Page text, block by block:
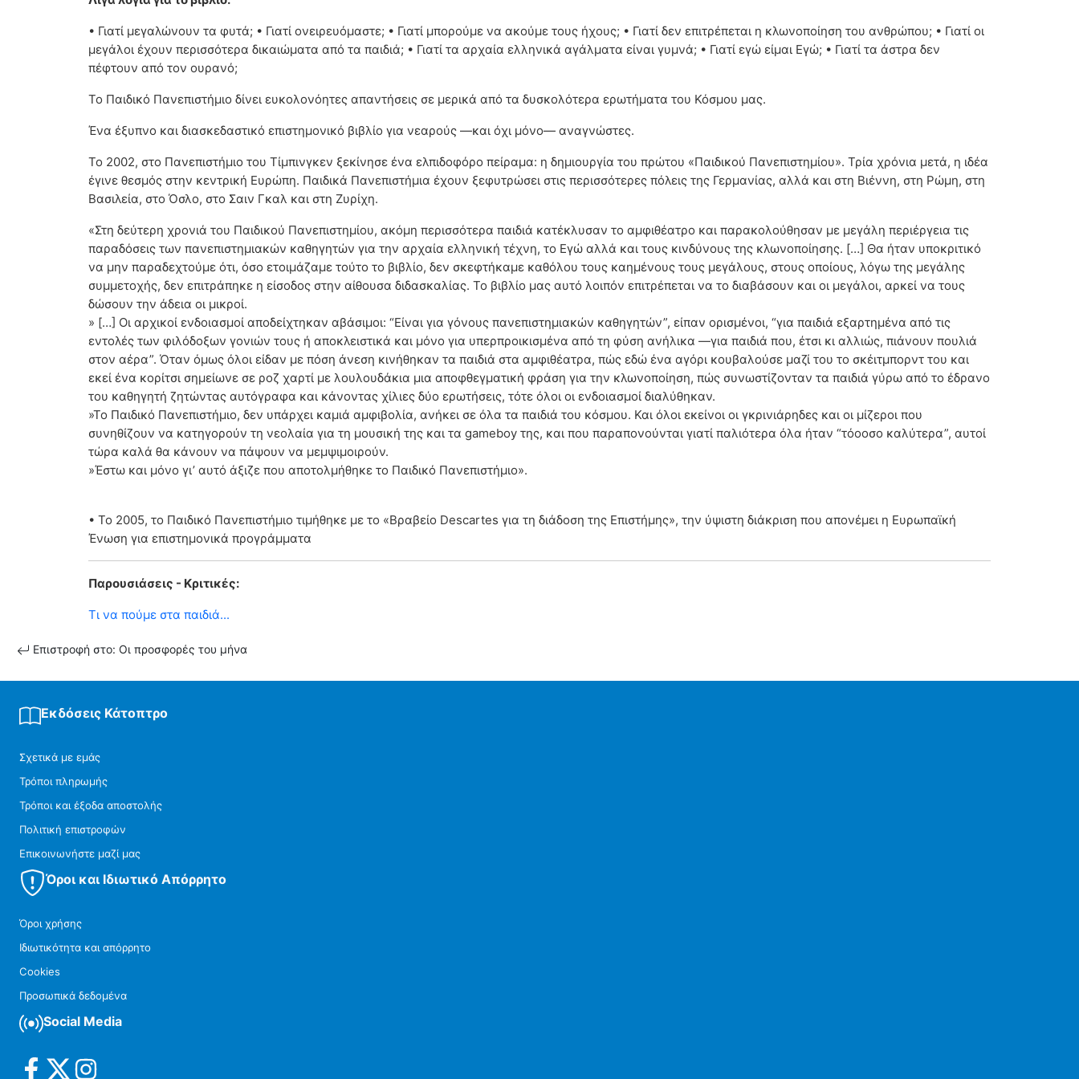
• Γιατί μεγαλώνουν τα φυτά; • Γιατί ονειρευόμαστε; • Γιατί μπορούμε να ακούμε τους ήχους; • Γιατί δεν επιτρέπεται η κλωνοποίηση του ανθρώπου; • Γιατί οι
μεγάλοι έχουν περισσότερα δικαιώματα από τα παιδιά; • Γιατί τα αρχαία ελληνικά αγάλματα είναι γυμνά; • Γιατί εγώ είμαι Εγώ; • Γιατί τα άστρα δεν
πέφτουν από τον ουρανό;
Το Παιδικό Πανεπιστήμιο δίνει ευκολονόητες απαντήσεις σε μερικά από τα δυσκολότερα ερωτήματα του Κόσμου μας.
Ένα έξυπνο και διασκεδαστικό επιστημονικό βιβλίο για νεαρούς —και όχι μόνο— αναγνώστες.
Το 2002, στο Πανεπιστήμιο του Τίμπινγκεν ξεκίνησε ένα ελπιδοφόρο πείραμα: η δημιουργία του πρώτου «Παιδικού Πανεπιστημίου». Τρία χρόνια μετά, η ιδέα
έγινε θεσμός στην κεντρική Ευρώπη. Παιδικά Πανεπιστήμια έχουν ξεφυτρώσει στις περισσότερες πόλεις της Γερμανίας, αλλά και στη Βιέννη, στη Ρώμη, στη
Βασιλεία, στο Όσλο, στο Σαιν Γκαλ και στη Ζυρίχη.
«Στη δεύτερη χρονιά του Παιδικού Πανεπιστημίου, ακόμη περισσότερα παιδιά κατέκλυσαν το αμφιθέατρο και παρακολούθησαν με μεγάλη περιέργεια τις
παραδόσεις των πανεπιστημιακών καθηγητών για την αρχαία ελληνική τέχνη, το Εγώ αλλά και τους κινδύνους της κλωνοποίησης. […] Θα ήταν υποκριτικό
να μην παραδεχτούμε ότι, όσο ετοιμάζαμε τούτο το βιβλίο, δεν σκεφτήκαμε καθόλου τους καημένους τους μεγάλους, στους οποίους, λόγω της μεγάλης
συμμετοχής, δεν επιτράπηκε η είσοδος στην αίθουσα διδασκαλίας. Το βιβλίο μας αυτό λοιπόν επιτρέπεται να το διαβάσουν και οι μεγάλοι, αρκεί να τους
δώσουν την άδεια οι μικροί.
» […] Οι αρχικοί ενδοιασμοί αποδείχτηκαν αβάσιμοι: “Είναι για γόνους πανεπιστημιακών καθηγητών”, είπαν ορισμένοι, “για παιδιά εξαρτημένα από τις
εντολές των φιλόδοξων γονιών τους ή αποκλειστικά και μόνο για υπερπροικισμένα από τη φύση ανήλικα —για παιδιά που, έτσι κι αλλιώς, πιάνουν πουλιά
στον αέρα”. Όταν όμως όλοι είδαν με πόση άνεση κινήθηκαν τα παιδιά στα αμφιθέατρα, πώς εδώ ένα αγόρι κουβαλούσε μαζί του το σκέιτμπορντ του και
εκεί ένα κορίτσι σημείωνε σε ροζ χαρτί με λουλουδάκια μια αποφθεγματική φράση για την κλωνοποίηση, πώς συνωστίζονταν τα παιδιά γύρω από το έδρανο
του καθηγητή ζητώντας αυτόγραφα και κάνοντας χίλιες δύο ερωτήσεις, τότε όλοι οι ενδοιασμοί διαλύθηκαν.
»Το Παιδικό Πανεπιστήμιο, δεν υπάρχει καμιά αμφιβολία, ανήκει σε όλα τα παιδιά του κόσμου. Και όλοι εκείνοι οι γκρινιάρηδες και οι μίζεροι που
συνηθίζουν να κατηγορούν τη νεολαία για τη μουσική της και τα gameboy της, και που παραπονούνται γιατί παλιότερα όλα ήταν “τόοοσο καλύτερα”, αυτοί
τώρα καλά θα κάνουν να πάψουν να μεμψιμοιρούν.
»Έστω και μόνο γι’ αυτό άξιζε που αποτολμήθηκε το Παιδικό Πανεπιστήμιο».
• Το 2005, το Παιδικό Πανεπιστήμιο τιμήθηκε με το «Βραβείο Descartes για τη διάδοση της Επιστήμης», την ύψιστη διάκριση που απονέμει η Ευρωπαϊκή
Ένωση για επιστημονικά προγράμματα
Παρουσιάσεις - Κριτικές:
Τι να πούμε στα παιδιά...
Επιστροφή στο: Οι προσφορές του μήνα
Εκδόσεις Κάτοπτρο
Σχετικά με εμάς
Τρόποι πληρωμής
Τρόποι και έξοδα αποστολής
Πολιτική επιστροφών
Επικοινωνήστε μαζί μας
Όροι και Ιδιωτικό Απόρρητο
Όροι χρήσης
Ιδιωτικότητα και απόρρητο
Cookies
Προσωπικά δεδομένα
Social Media